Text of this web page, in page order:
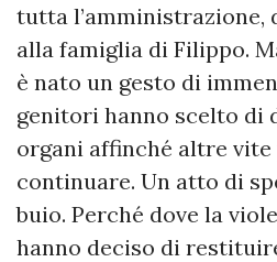
tutta
alla famiglia di Filippo.
è nato un gesto di
genitori hanno scelto di
organi affinché altre vite
continuare. Un atto di
buio. Perché dove la
hanno deciso di